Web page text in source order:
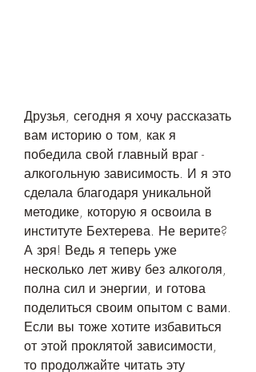
Друзья, сегодня я хочу рассказать
вам историю о том, как я
победила свой главный враг -
алкогольную зависимость. И я это
сделала благодаря уникальной
методике, которую я освоила в
институте Бехтерева. Не верите?
А зря! Ведь я теперь уже
несколько лет живу без алкоголя,
полна сил и энергии, и готова
поделиться своим опытом с вами.
Если вы тоже хотите избавиться
от этой проклятой зависимости,
то продолжайте читать эту